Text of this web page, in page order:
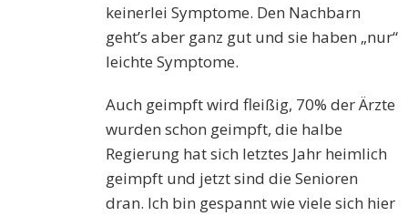
keinerlei Symptome. Den Nachbarn
geht’s aber ganz gut und sie haben „nur“
leichte Symptome.
Auch geimpft wird fleißig, 70% der Ärzte
wurden schon geimpft, die halbe
Regierung hat sich letztes Jahr heimlich
geimpft und jetzt sind die Senioren
dran. Ich bin gespannt wie viele sich hier